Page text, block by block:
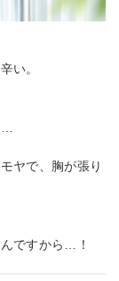
い。
ヤで、胸が張り
ですから…！